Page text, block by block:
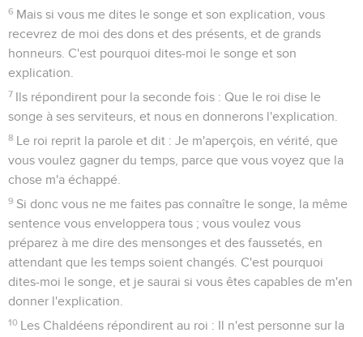
6 Mais si vous me dites le songe et son explication, vous
recevrez de moi des dons et des présents, et de grands
honneurs. C'est pourquoi dites-moi le songe et son
explication.
7 Ils répondirent pour la seconde fois : Que le roi dise le
songe à ses serviteurs, et nous en donnerons l'explication.
8 Le roi reprit la parole et dit : Je m'aperçois, en vérité, que
vous voulez gagner du temps, parce que vous voyez que la
chose m'a échappé.
9 Si donc vous ne me faites pas connaître le songe, la même
sentence vous enveloppera tous ; vous voulez vous
préparez à me dire des mensonges et des faussetés, en
attendant que les temps soient changés. C'est pourquoi
dites-moi le songe, et je saurai si vous êtes capables de m'en
donner l'explication.
10 Les Chaldéens répondirent au roi : Il n'est personne sur la